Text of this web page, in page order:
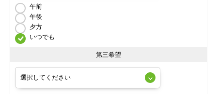
午前
午後
夕方
いつでも
第三希望